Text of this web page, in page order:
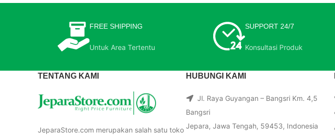
FREE SHIPPING
Untuk Area Tertentu
SUPPORT 24/7
Konsultasi Produk
TENTANG KAMI
JeparaStore.com merupakan salah satu toko
HUBUNGI KAMI
Jl. Raya Guyangan – Bangsri Km. 4,5
Bangsri
Jepara, Jawa Tengah, 59453, Indonesia